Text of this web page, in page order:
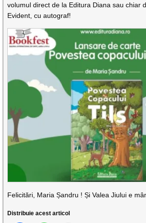
volumul direct de la Editura Diana sau chiar
Evident, cu autograf!
Felicitări, Maria Șandru ! Și Valea Jiului e
Distribuie acest articol